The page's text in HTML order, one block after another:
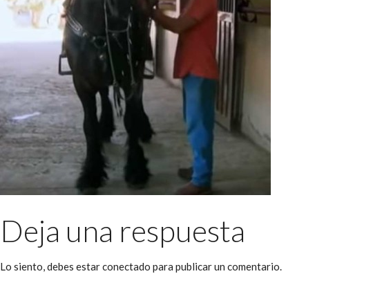
Deja una respuesta
Lo siento, debes estarconectado para publicar un comentario.